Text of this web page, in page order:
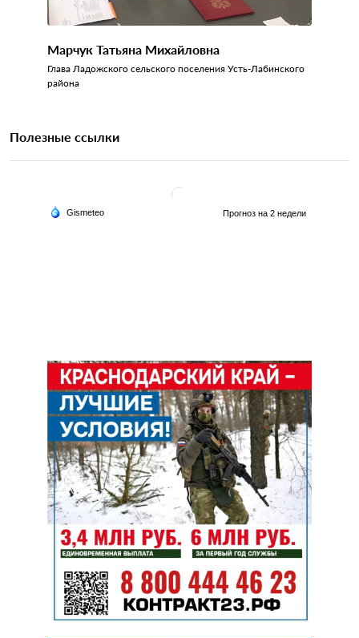
Марчук Татьяна Михайловна
Глава Ладожского сельского поселения Усть-Лабинского
района
Полезные ссылки